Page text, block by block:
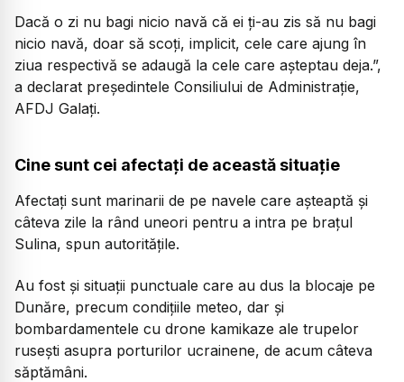
Dacă o zi nu bagi nicio navă că ei ți-au zis să nu bagi
nicio navă, doar să scoți, implicit, cele care ajung în
ziua respectivă se adaugă la cele care așteptau deja.”,
a declarat președintele Consiliului de Administrație,
AFDJ Galați.
Cine sunt cei afectați de această situație
Afectați sunt marinarii de pe navele care așteaptă și
câteva zile la rând uneori pentru a intra pe brațul
Sulina, spun autoritățile.
Au fost și situații punctuale care au dus la blocaje pe
Dunăre, precum condițiile meteo, dar și
bombardamentele cu drone kamikaze ale trupelor
rusești asupra porturilor ucrainene, de acum câteva
săptămâni.